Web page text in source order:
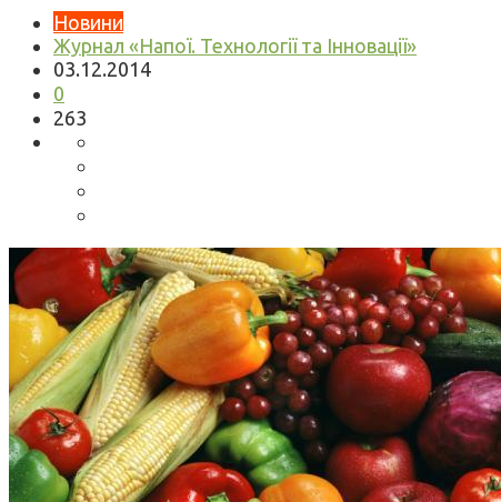
Новини
Журнал «Напої. Технології та Інновації»
03.12.2014
0
263